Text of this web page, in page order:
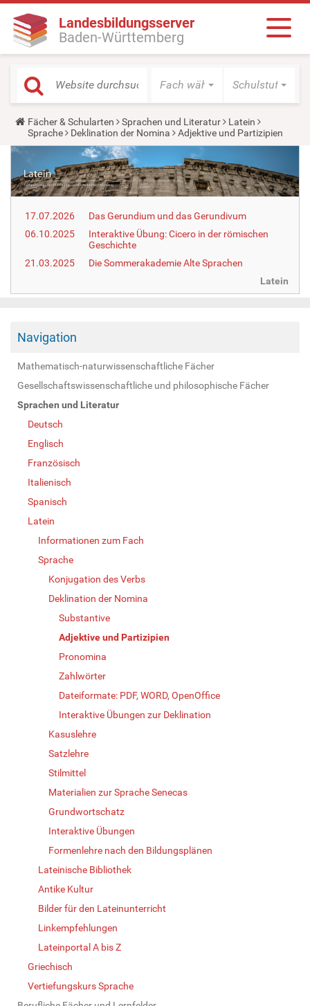
Landesbildungsserver
Baden-Württemberg
Fach wählen Schulstufe
Y
o
u
e
h
e
e
:
Fächer & Schularten Sprachen und Literatur
Latein
Sprache
Deklination der Nomina Adjektive und Partizipien
17.07.2026
Das Gerundium und das Gerundivum
06.10.2025
Interaktive Übung: Cicero in der römischen
Geschichte
21.03.2025
Die Sommerakademie Alte Sprachen
Latein
Navigation
Mathematisch-naturwissenschaftliche Fächer
Gesellschaftswissenschaftliche und philosophische Fächer
Sprachen und Literatur
Deutsch
Englisch
Französisch
Italienisch
Spanisch
Latein
Informationen zum Fach
Sprache
Konjugation des Verbs
Deklination der Nomina
Substantive
Adjektive und Partizipien
Pronomina
Zahlwörter
Dateiformate: PDF, WORD, OpenOffice
Interaktive Übungen zur Deklination
Kasuslehre
Satzlehre
Stilmittel
Materialien zur Sprache Senecas
Grundwortschatz
Interaktive Übungen
Formenlehre nach den Bildungsplänen
Lateinische Bibliothek
Antike Kultur
Bilder für den Lateinunterricht
Linkempfehlungen
Lateinportal A bis Z
Griechisch
Vertiefungskurs Sprache